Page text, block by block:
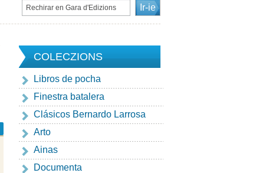
COLECZIONS
Libros de pocha
Finestra batalera
Clásicos Bernardo Larrosa
Arto
Ainas
Documenta